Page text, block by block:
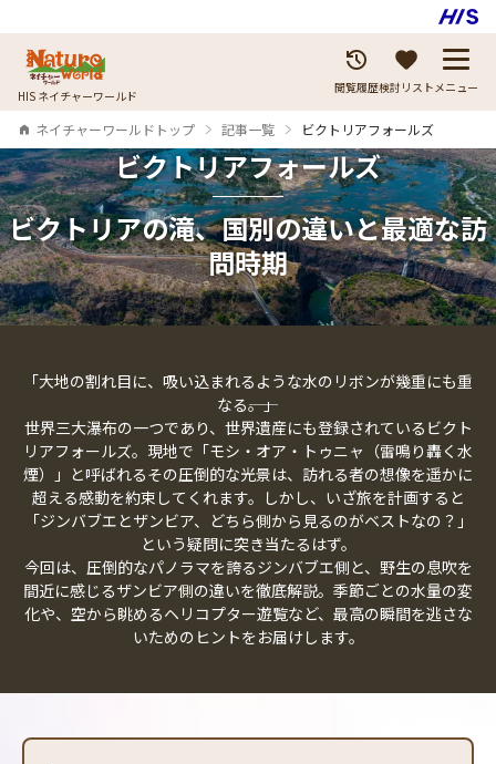
HIS ネイチャーワールド 閲覧履歴検討リストメニュー
ネイチャーワールドトップ 記事一覧 ビクトリアフォールズ
ビクトリアフォールズ
ビクトリアの滝、国別の違いと最適な訪
問時期
「大地の割れ目に、吸い込まれるような水のリボンが幾重にも重
なる――。」
世界三大瀑布の一つであり、世界遺産にも登録されているビクト
リアフォールズ。現地で「モシ・オア・トゥニャ（雷鳴り轟く水
煙）」と呼ばれるその圧倒的な光景は、訪れる者の想像を遥かに
超える感動を約束してくれます。しかし、いざ旅を計画すると
「ジンバブエとザンビア、どちら側から見るのがベストなの？」
という疑問に突き当たるはず。
今回は、圧倒的なパノラマを誇るジンバブエ側と、野生の息吹を
間近に感じるザンビア側の違いを徹底解説。季節ごとの水量の変
化や、空から眺めるヘリコプター遊覧など、最高の瞬間を逃さな
いためのヒントをお届けします。